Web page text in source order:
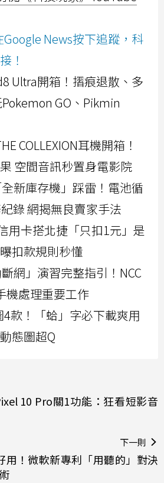
News按下追蹤，科
！
Ultra開箱！摺痕退散、多
GO、Pikmin
COLLEXION耳機開箱！
空間音訊秒置身電影院
新庫存機」踩雷！電池循
錄 網揭無良賣家手法
用卡搭北捷「只扣1元」是
扣款規則秒懂
網」演習完整指引！NCC
機處理重要工作
4款！「蛤」字必下載爽用
態圖超Q
10 Pro關1功能：狂看短影音
下一則
用！微軟新專利「用聽的」對決